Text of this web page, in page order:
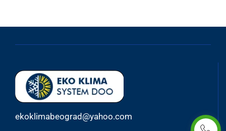
ekoklimabeograd@yahoo.com